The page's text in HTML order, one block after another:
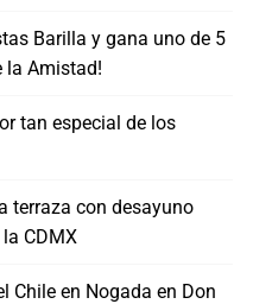
Barilla y gana uno de 5
la Amistad!
tan especial de los
terraza con desayuno
CDMX
Chile en Nogada en Don